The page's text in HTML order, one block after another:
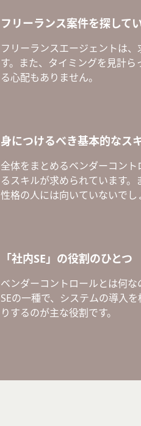
フリーランス案件を探して
フリーランスエージェントは
す。また、タイミングを見計
る心配もありません。
身につけるべき基本的なス
全体をまとめるベンダーコン
るスキルが求められています
性格の人には向いていないでし
「社内SE」の役割のひとつ
ベンダーコントロールとは何
SEの一種で、システムの導入
りするのが主な役割です。